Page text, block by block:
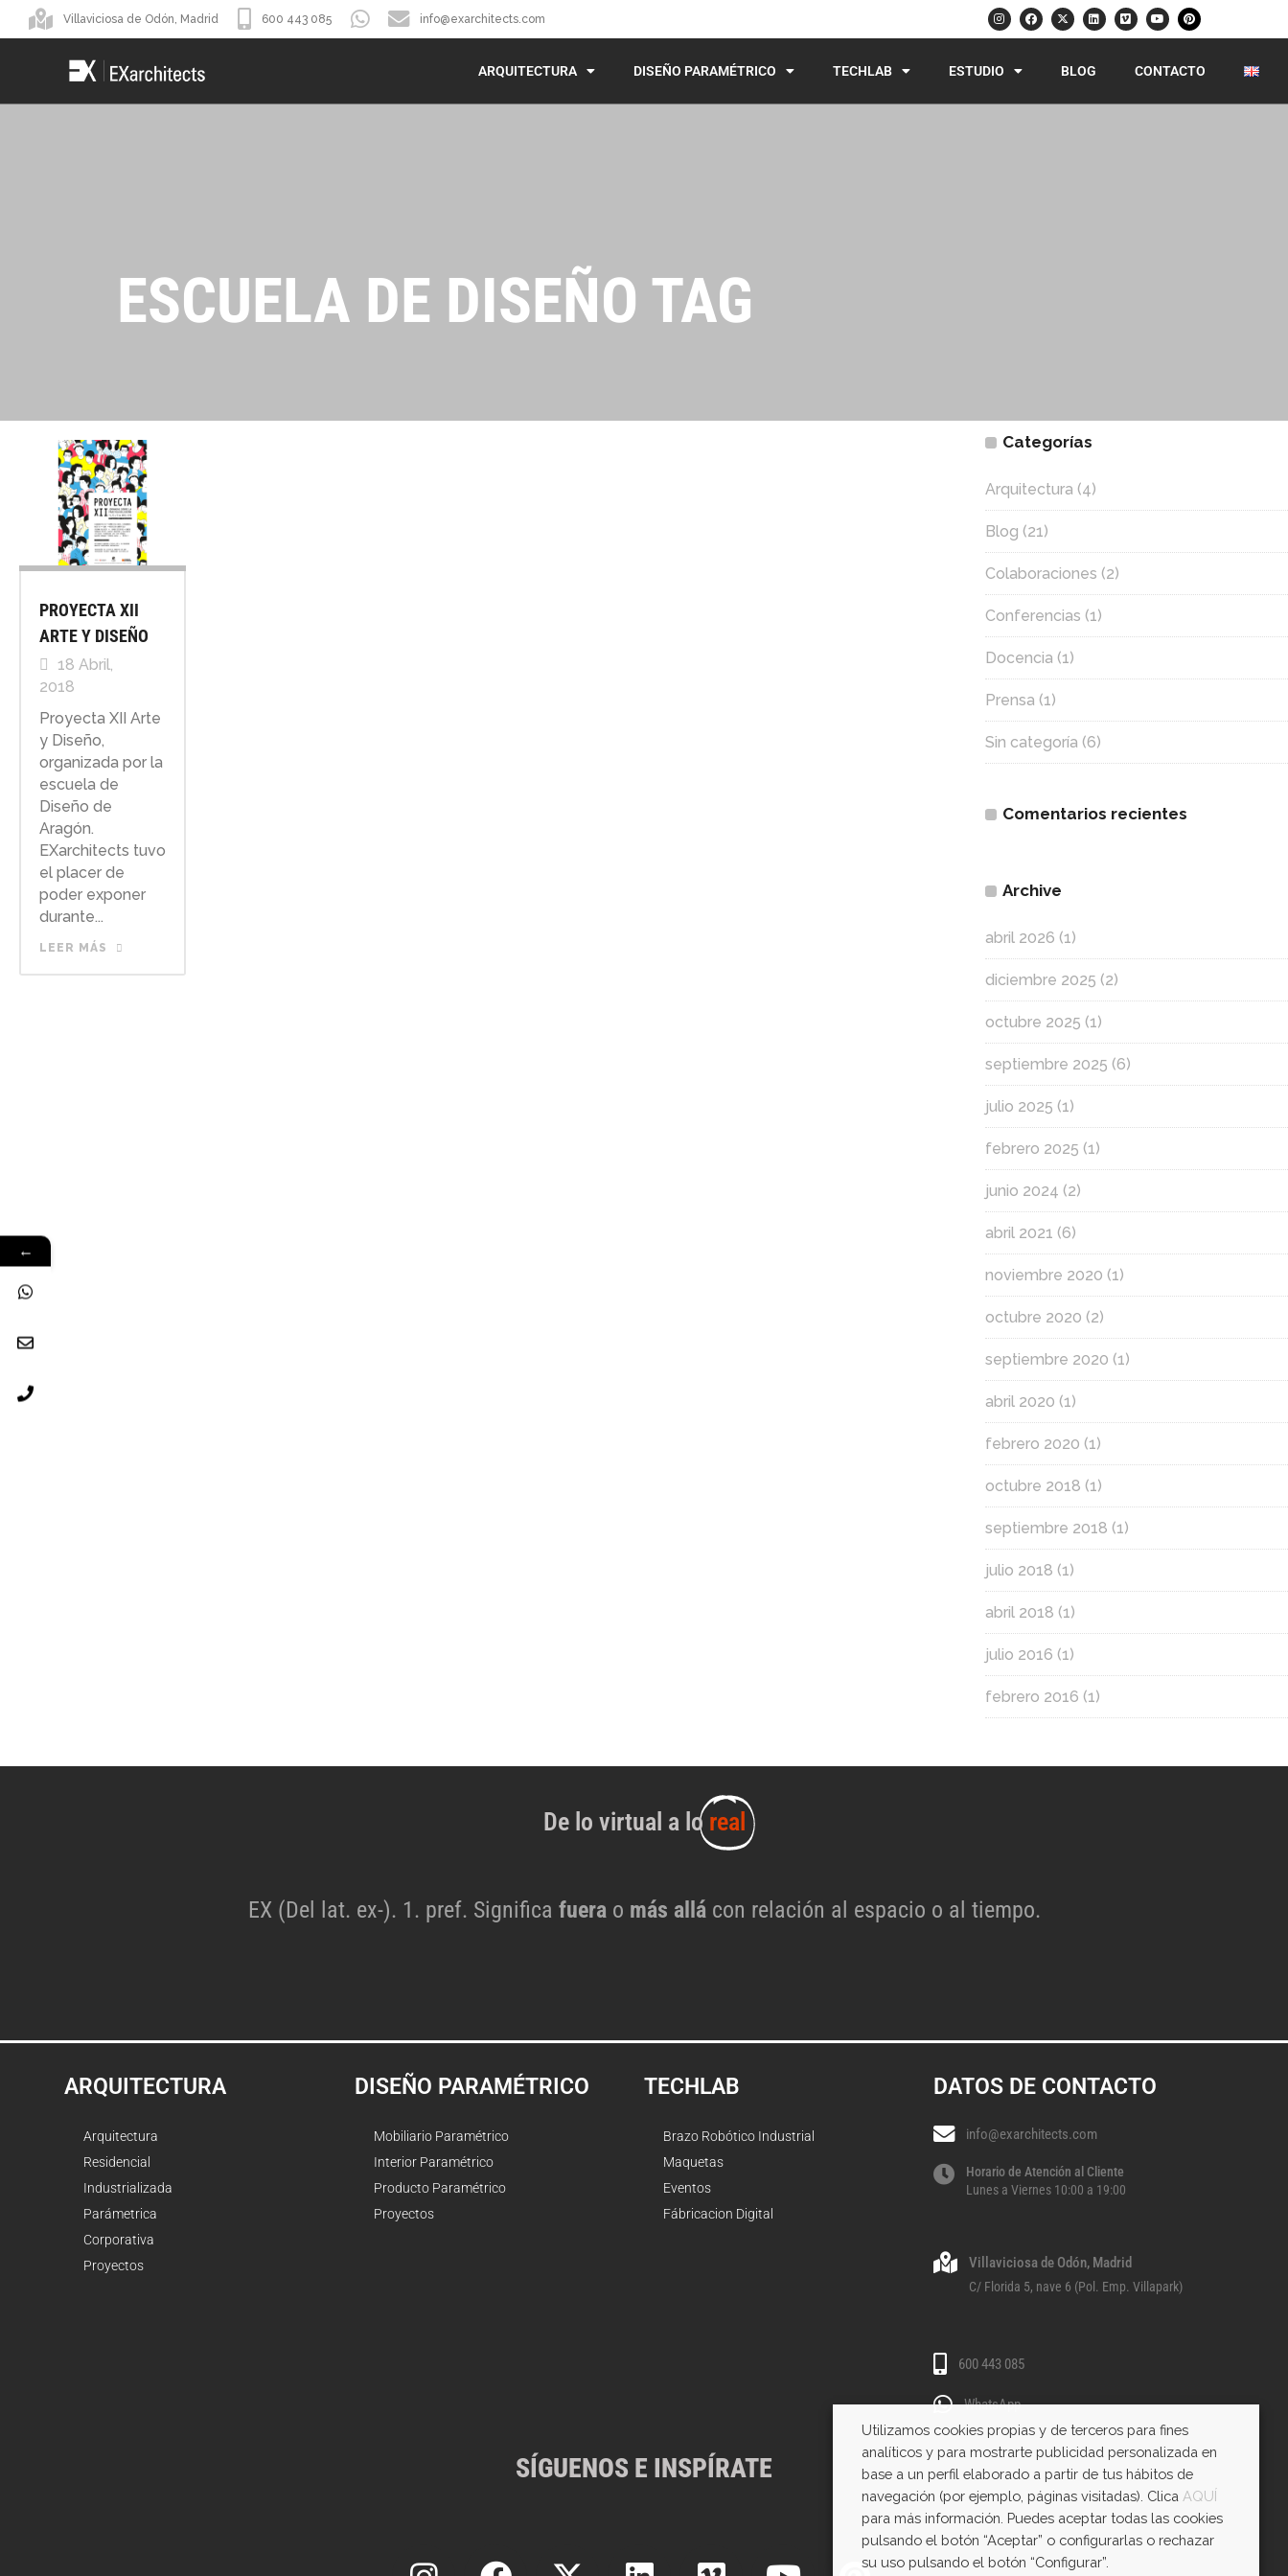
Villaviciosa de Odón, Madrid 600 443 085 info@exarchitects.com
ARQUITECTURA DISEÑO PARAMÉTRICO TECHLAB ESTUDIO BLOG CONTACTO
ESCUELA DE DISEÑO TAG
PROYECTA XII
ARTE Y DISEÑO
18 Abril,
2018
Proyecta XII Arte
y Diseño,
organizada por la
escuela de
Diseño de
Aragón.
EXarchitects tuvo
el placer de
poder exponer
durante...
LEER MÁS
Categorías
Arquitectura (4)
Blog (21)
Colaboraciones (2)
Conferencias (1)
Docencia (1)
Prensa (1)
Sin categoría (6)
Comentarios recientes
Archive
abril 2026 (1)
diciembre 2025 (2)
octubre 2025 (1)
septiembre 2025 (6)
julio 2025 (1)
febrero 2025 (1)
junio 2024 (2)
abril 2021 (6)
noviembre 2020 (1)
octubre 2020 (2)
septiembre 2020 (1)
abril 2020 (1)
febrero 2020 (1)
octubre 2018 (1)
septiembre 2018 (1)
julio 2018 (1)
abril 2018 (1)
julio 2016 (1)
febrero 2016 (1)
De lo virtual a lo real
EX (Del lat. ex-). 1. pref. Significa fuera o más allácon relación al espacio o al tiempo.
ARQUITECTURA
Arquitectura
Residencial
Industrializada
Parámetrica
Corporativa
Proyectos
DISEÑO PARAMÉTRICO
Mobiliario Paramétrico
Interior Paramétrico
Producto Paramétrico
Proyectos
TECHLAB
Brazo Robótico Industrial
Maquetas
Eventos
Fábricacion Digital
DATOS DE CONTACTO
info@exarchitects.com
Horario de Atención al Cliente
Lunes a Viernes 10:00 a 19:00
Villaviciosa de Odón, Madrid
C/ Florida 5, nave 6 (Pol. Emp. Villapark)
600 443 085
WhatsApp
SÍGUENOS E INSPÍRATE
Utilizamos cookies propias y de terceros para fines
analíticos y para mostrarte publicidad personalizada en
base a un perfil elaborado a partir de tus hábitos de
navegación (por ejemplo, páginas visitadas). Clica AQUÍ
para más información. Puedes aceptar todas las cookies
pulsando el botón “Aceptar” o configurarlas o rechazar
su uso pulsando el botón “Configurar”.
←